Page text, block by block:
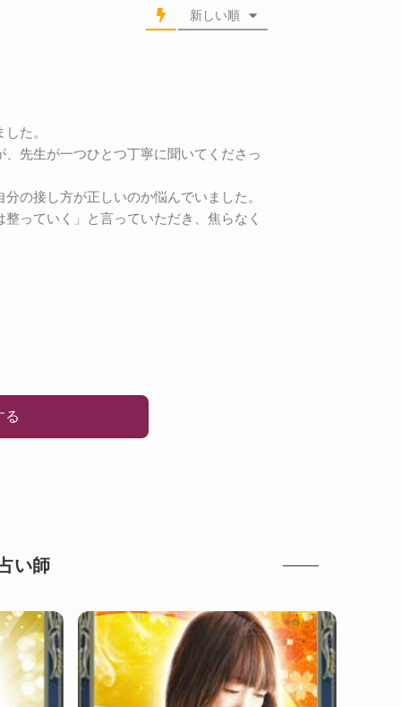
新しい順
た。
先生が一つひとつ丁寧に聞いてくださっ
の接し方が正しいのか悩んでいました。
っていく」と言っていただき、焦らなく
る
い師